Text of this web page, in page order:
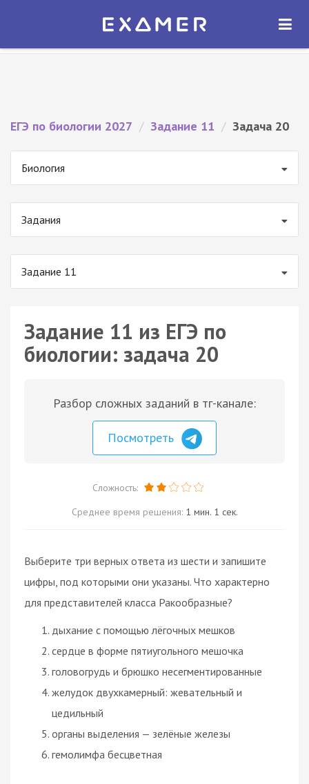
Экзамер — ЕГЭ 2027
ОТКРЫТЬ
ЕГЭ по биологии 2027 / Задание 11 / Задача 20
Биология
Задания
Задание 11
Задание 11 из ЕГЭ по
биологии: задача 20
Разбор сложных заданий в тг-канале:
Посмотреть
Сложность:
Среднее время решения: 1 мин. 1 сек.
Выберите три верных ответа из шести и запишите
цифры, под которыми они указаны. Что характерно
для представителей класса Ракообразные?
дыхание с помощью лёгочных мешков
сердце в форме пятиугольного мешочка
головогрудь и брюшко несегментированные
желудок двухкамерный: жевательный и
цедильный
органы выделения — зелёные железы
гемолимфа бесцветная